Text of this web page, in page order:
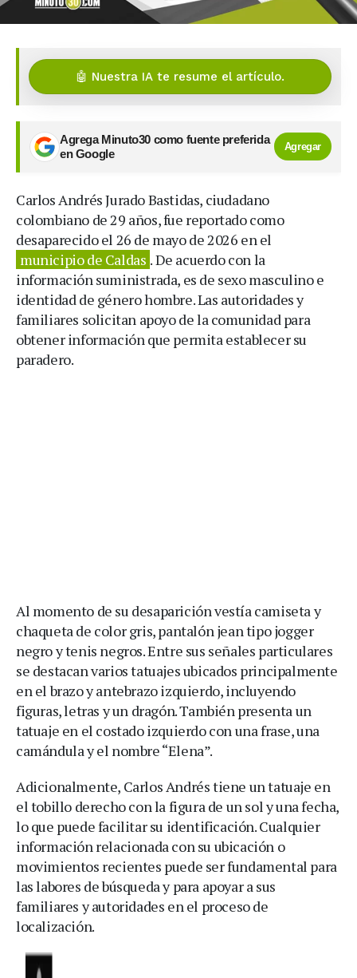
🤖 Nuestra IA te resume el artículo.
Agrega Minuto30 como fuente preferida
en Google
Agregar
Carlos Andrés Jurado Bastidas, ciudadano
colombiano de 29 años, fue reportado como
desaparecido el 26 de mayo de 2026 en el
municipio de Caldas . De acuerdo con la
información suministrada, es de sexo masculino e
identidad de género hombre. Las autoridades y
familiares solicitan apoyo de la comunidad para
obtener información que permita establecer su
paradero.
Al momento de su desaparición vestía camiseta y
chaqueta de color gris, pantalón jean tipo jogger
negro y tenis negros. Entre sus señales particulares
se destacan varios tatuajes ubicados principalmente
en el brazo y antebrazo izquierdo, incluyendo
figuras, letras y un dragón. También presenta un
tatuaje en el costado izquierdo con una frase, una
camándula y el nombre “Elena”.
Adicionalmente, Carlos Andrés tiene un tatuaje en
el tobillo derecho con la figura de un sol y una fecha,
lo que puede facilitar su identificación. Cualquier
información relacionada con su ubicación o
movimientos recientes puede ser fundamental para
las labores de búsqueda y para apoyar a sus
familiares y autoridades en el proceso de
localización.